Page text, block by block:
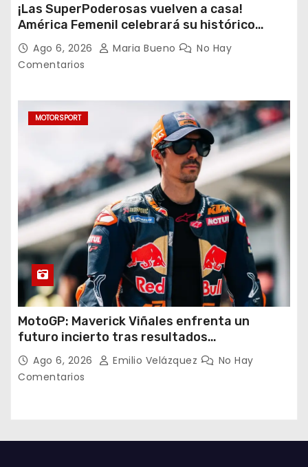
¡Las SuperPoderosas vuelven a casa!
América Femenil celebrará su histórico
triplete con una auténtica fiesta ante Cruz
Azul
Ago 6, 2026 Maria Bueno
No Hay
Comentarios
MOTORSPORT
MotoGP: Maverick Viñales enfrenta un
futuro incierto tras resultados
decepcionantes
Ago 6, 2026 Emilio Velázquez
No Hay
Comentarios